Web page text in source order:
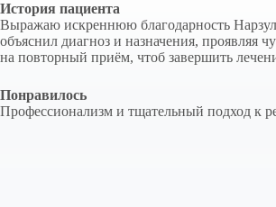
История пациента
Выражаю искреннюю благодарность
объяснил диагноз и назначения, проявляя
на повторный приём, чтоб завершить
Понравилось
Профессионализм и тщательный подход к